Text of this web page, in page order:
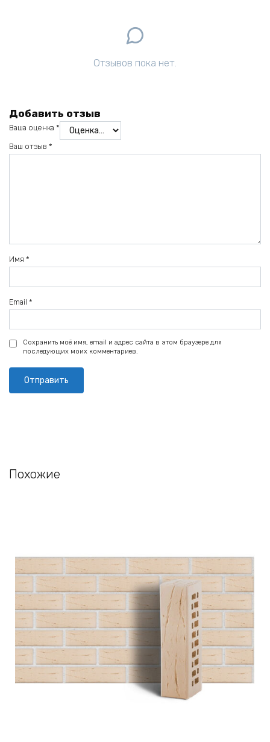
Отзывов пока нет.
Добавить отзыв
Ваша оценка *
Ваш отзыв *
Имя *
Email *
Сохранить моё имя, email и адрес сайта в этом браузере для
последующих моих комментариев.
Похожие